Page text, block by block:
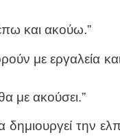
και ακούω.”
με εργαλεία
με ακούσει.”
δημιουργεί την